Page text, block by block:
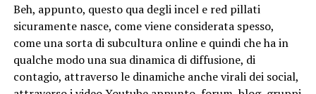
Beh, appunto, questo qua degli incel e red pillati
sicuramente nasce, come viene considerata spesso,
come una sorta di subcultura online e quindi che ha in
qualche modo una sua dinamica di diffusione, di
contagio, attraverso le dinamiche anche virali dei social,